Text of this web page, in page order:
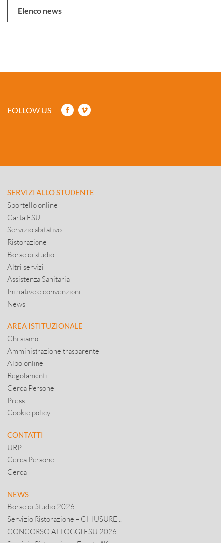
Elenco news
FOLLOW US
SERVIZI ALLO STUDENTE
Sportello online
Carta ESU
Servizio abitativo
Ristorazione
Borse di studio
Altri servizi
Assistenza Sanitaria
Iniziative e convenzioni
News
AREA ISTITUZIONALE
Chi siamo
Amministrazione trasparente
Albo online
Regolamenti
Cerca Persone
Press
Cookie policy
CONTATTI
URP
Cerca Persone
Cerca
NEWS
Borse di Studio 2026 ..
Servizio Ristorazione – CHIUSURE ..
CONCORSO ALLOGGI ESU 2026 ..